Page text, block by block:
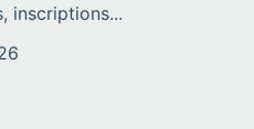
inscriptions...